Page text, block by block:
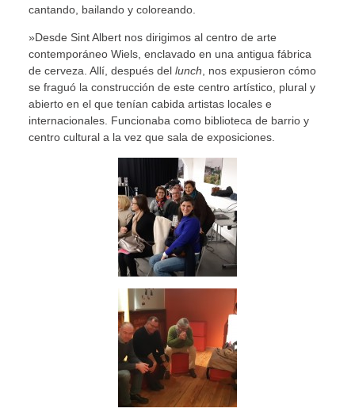
cantando, bailando y coloreando.
»Desde Sint Albert nos dirigimos al centro de arte
contemporáneo Wiels, enclavado en una antigua fábrica
de cerveza. Allí, después del lunch, nos expusieron cómo
se fraguó la construcción de este centro artístico, plural y
abierto en el que tenían cabida artistas locales e
internacionales. Funcionaba como biblioteca de barrio y
centro cultural a la vez que sala de exposiciones.